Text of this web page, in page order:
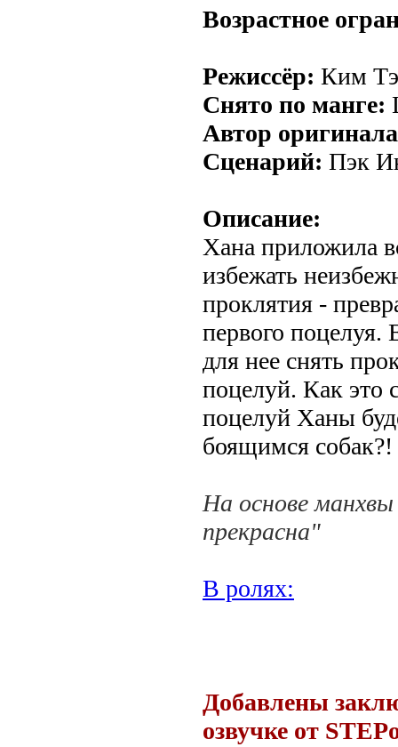
Возрастное
Режиссёр: Ким
Снято по манге:
Автор
Сценарий: Пэк
Описание:
Хана приложила
избежать
проклятия -
первого поцелуя.
для нее снять
поцелуй. Как это
поцелуй Ханы
боящимся собак?!
На основе
прекрасна"
В ролях:
Добавлены
озвучке от